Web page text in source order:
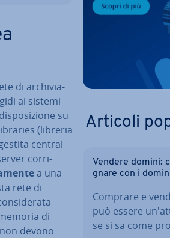
di ar­chi­via­
ai sistemi
su
(libreria
cen­tral­
cor­ri­
a una
rete di
di
devono
Articoli
Vendere domini:
gna­re con i
Comprare e
può essere
se si sa come